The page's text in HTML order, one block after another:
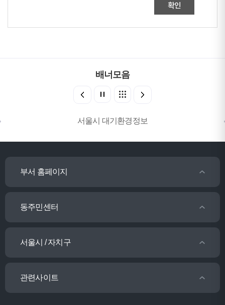
확인
배너모음
서울시 대기환경정보
부서 홈페이지
동주민센터
서울시 / 자치구
관련사이트